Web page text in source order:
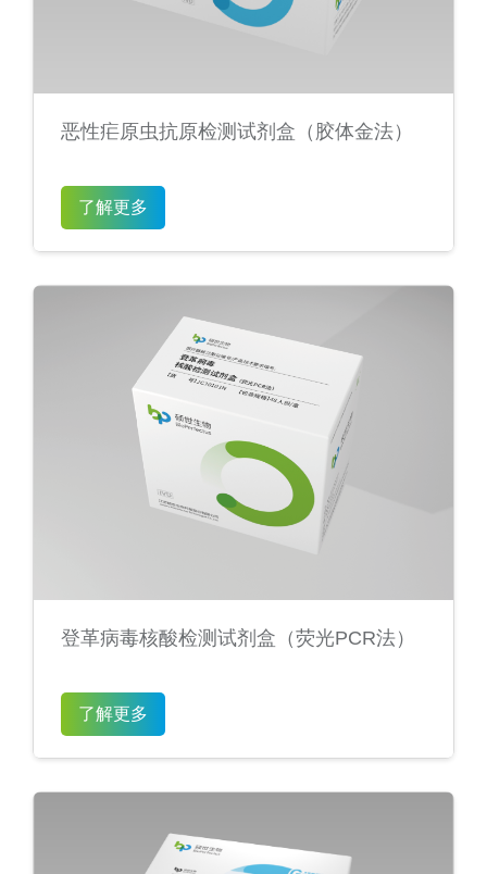
恶性疟原虫抗原检测试剂盒（胶体金法）
了解更多
登革病毒核酸检测试剂盒（荧光PCR法）
了解更多